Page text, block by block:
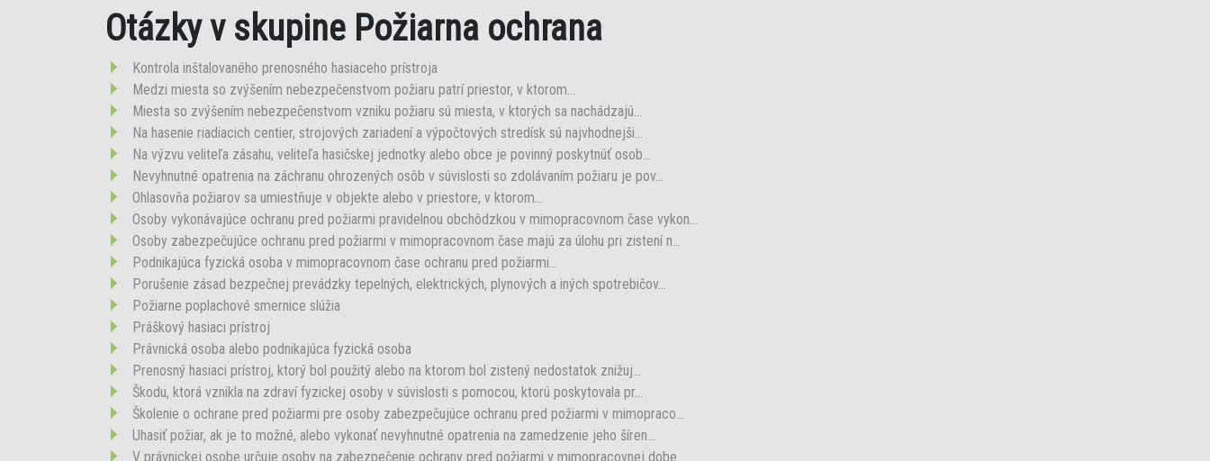
Otázky v skupine Požiarna ochrana
Kontrola inštalovaného prenosného hasiaceho prístroja
Medzi miesta so zvýšením nebezpečenstvom požiaru patrí priestor, v ktorom...
Miesta so zvýšením nebezpečenstvom vzniku požiaru sú miesta, v ktorých sa nachádzajú...
Na hasenie riadiacich centier, strojových zariadení a výpočtových stredísk sú najvhodnejši...
Na výzvu veliteľa zásahu, veliteľa hasičskej jednotky alebo obce je povinný poskytnúť osob...
Nevyhnutné opatrenia na záchranu ohrozených osôb v súvislosti so zdolávaním požiaru je pov...
Ohlasovňa požiarov sa umiestňuje v objekte alebo v priestore, v ktorom...
Osoby vykonávajúce ochranu pred požiarmi pravidelnou obchôdzkou v mimopracovnom čase vykon...
Osoby zabezpečujúce ochranu pred požiarmi v mimopracovnom čase majú za úlohu pri zistení n...
Podnikajúca fyzická osoba v mimopracovnom čase ochranu pred požiarmi...
Porušenie zásad bezpečnej prevádzky tepelných, elektrických, plynových a iných spotrebičov...
Požiarne poplachové smernice slúžia
Práškový hasiaci prístroj
Právnická osoba alebo podnikajúca fyzická osoba
Prenosný hasiaci prístroj, ktorý bol použitý alebo na ktorom bol zistený nedostatok znižuj...
Škodu, ktorá vznikla na zdraví fyzickej osoby v súvislosti s pomocou, ktorú poskytovala pr...
Školenie o ochrane pred požiarmi pre osoby zabezpečujúce ochranu pred požiarmi v mimopraco...
Uhasiť požiar, ak je to možné, alebo vykonať nevyhnutné opatrenia na zamedzenie jeho šíren...
V právnickej osobe určuje osoby na zabezpečenie ochrany pred požiarmi v mimopracovnej dobe...